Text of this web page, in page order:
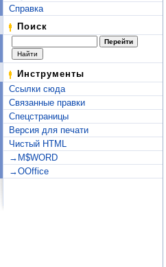
Справка
Поиск
Инструменты
Ссылки сюда
Связанные правки
Спецстраницы
Версия для печати
Чистый HTML
→M$WORD
→OOffice